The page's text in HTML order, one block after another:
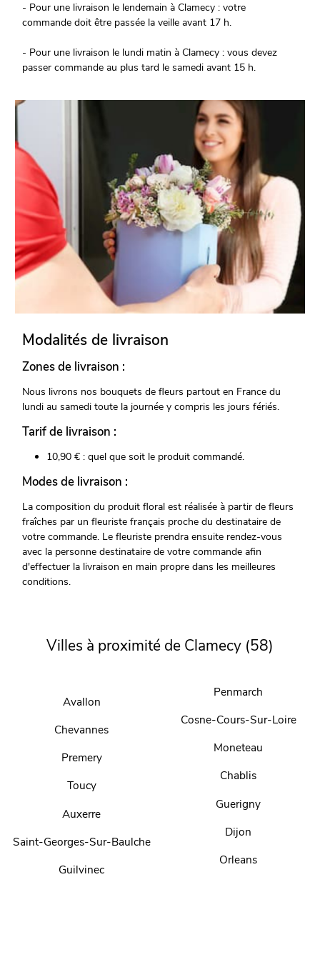
- Pour une livraison le lendemain à Clamecy : votre
commande doit être passée la veille avant 17 h.
- Pour une livraison le lundi matin à Clamecy : vous devez
passer commande au plus tard le samedi avant 15 h.
Modalités de livraison
Zones de livraison :
Nous livrons nos bouquets de fleurs partout en France du
lundi au samedi toute la journée y compris les jours fériés.
Tarif de livraison :
10,90 € : quel que soit le produit commandé.
Modes de livraison :
La composition du produit floral est réalisée à partir de fleurs
fraîches par un fleuriste français proche du destinataire de
votre commande. Le fleuriste prendra ensuite rendez-vous
avec la personne destinataire de votre commande afin
d'effectuer la livraison en main propre dans les meilleures
conditions.
Villes à proximité de Clamecy (58)
Avallon
Chevannes
Premery
Toucy
Auxerre
Saint-Georges-Sur-Baulche
Guilvinec
Penmarch
Cosne-Cours-Sur-Loire
Moneteau
Chablis
Guerigny
Dijon
Orleans